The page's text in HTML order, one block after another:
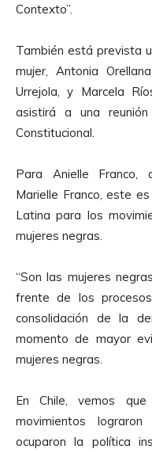
Contexto”.
También está prevista
mujer, Antonia
Urrejola, y Marcela
asistirá a una
Constitucional.
Para Anielle Franco,
Marielle Franco, este
Latina para los
mujeres negras.
“Son las mujeres
frente de los
consolidación de la
momento de mayor
mujeres negras.
En Chile, vemos
movimientos
ocuparon la política